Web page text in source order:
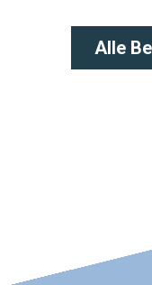
Alle